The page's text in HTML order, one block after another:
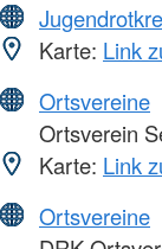
Karte: Link
Ortsvereine
Ortsverein
Karte: Link
Ortsvereine